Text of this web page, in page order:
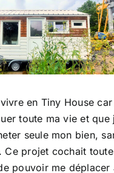
en Tiny House
toute ma vie et que
seule mon bien,
Ce projet cochait
pouvoir me déplacer